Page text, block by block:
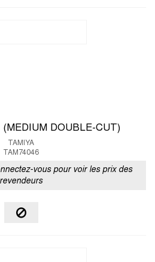
(MEDIUM DOUBLE-CUT)
TAMIYA
TAM74046
vous pour voir les prix des
revendeurs